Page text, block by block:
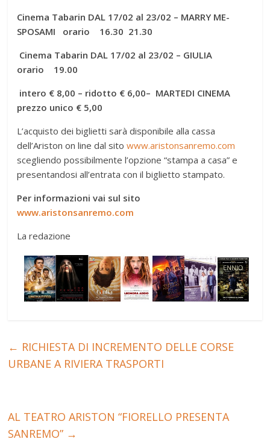
Cinema Tabarin DAL 17/02 al 23/02 – MARRY ME-
SPOSAMI orario 16.30 21.30
Cinema Tabarin DAL 17/02 al 23/02 – GIULIA
orario 19.00
intero € 8,00 – ridotto € 6,00– MARTEDI CINEMA
prezzo unico € 5,00
L’acquisto dei biglietti sarà disponibile alla cassa
dell’Ariston on line dal sitowww.aristonsanremo.com
scegliendo possibilmente l’opzione “stampa a casa” e
presentandosi all’entrata con il biglietto stampato.
Per informazioni vai sul sito
www.aristonsanremo.com
La redazione
← RICHIESTA DI INCREMENTO DELLE CORSE
URBANE A RIVIERA TRASPORTI
AL TEATRO ARISTON “FIORELLO PRESENTA
SANREMO” →